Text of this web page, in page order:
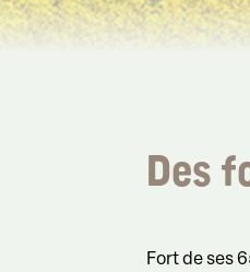
Des
Fort de ses